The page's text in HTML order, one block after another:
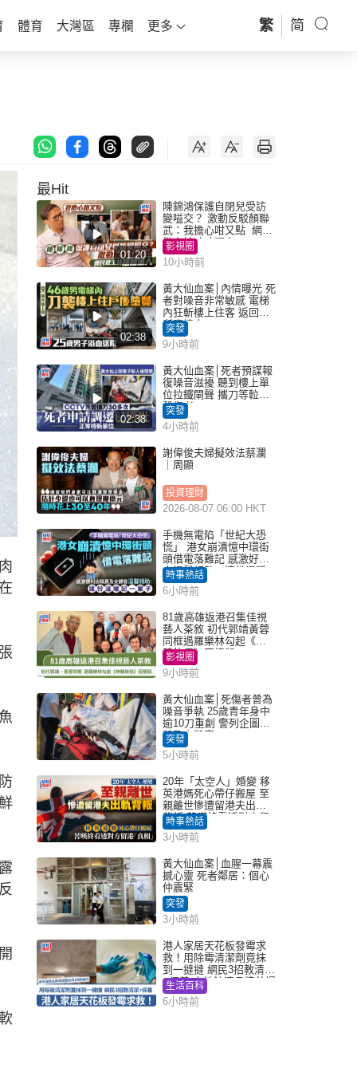
體育 大灣區 專欄 更多 繁 简
最Hit
01:20
陳錦鴻保護自閉兒受訪
變嗌交？ 激動反駁顏聯
武：我擔心咁又點 網民
批主持咄咄逼人
影視圈
10小時前
02:38
黃大仙血案│內情曝光 死
者對噪音非常敏感 電梯
內狂斬樓上住客 返回住
所墮樓亡
突發
9小時前
02:38
黃大仙血案│死者預謀報
復噪音滋擾 聽到樓上單
位拉鐵閘聲 攜刀等𨋢伏
擊傷者
突發
4小時前
謝偉俊夫婦擬效法蔡瀾
｜周顯
投資理財
2026-08-07 06:00 HKT
手機無電陷「世紀大恐
慌」 港女崩潰憶中環街
頭借電落難記 感激好心
人溫馨相助：這份溫暖
記一輩子｜Juicy叮
時事熱話
6小時前
81歲高雄返港召集佳視
藝人茶敘 初代郭靖黃蓉
同框遇羅樂林勾起《神
鵰俠侶》回憶殺
影視圈
9小時前
黃大仙血案│死傷者曾為
噪音爭執 25歲青年身中
逾10刀重創 警列企圖謀
殺及自殺案
突發
5小時前
20年「太空人」婚變 移
英港媽死心帶仔搬屋 至
親離世慘遭留港夫出軌
背叛 苦嘆終看透對方留
港「真相」｜Juicy叮
時事熱話
3小時前
黃大仙血案│血腥一幕震
撼心靈 死者鄰居：個心
仲震緊
突發
3小時前
港人家居天花板發霉求
救！用除霉清潔劑竟抹
到一撻撻 網民3招教清潔
+保養 本地油漆品牌曾提
醒勿用1物防變色
生活百科
6小時前